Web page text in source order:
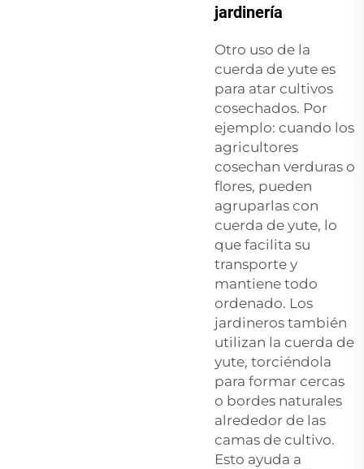
jardinería
Otro uso de la
cuerda de yute es
para atar cultivos
cosechados. Por
ejemplo: cuando los
agricultores
cosechan verduras o
flores, pueden
agruparlas con
cuerda de yute, lo
que facilita su
transporte y
mantiene todo
ordenado. Los
jardineros también
utilizan la cuerda de
yute, torciéndola
para formar cercas
o bordes naturales
alrededor de las
camas de cultivo.
Esto ayuda a